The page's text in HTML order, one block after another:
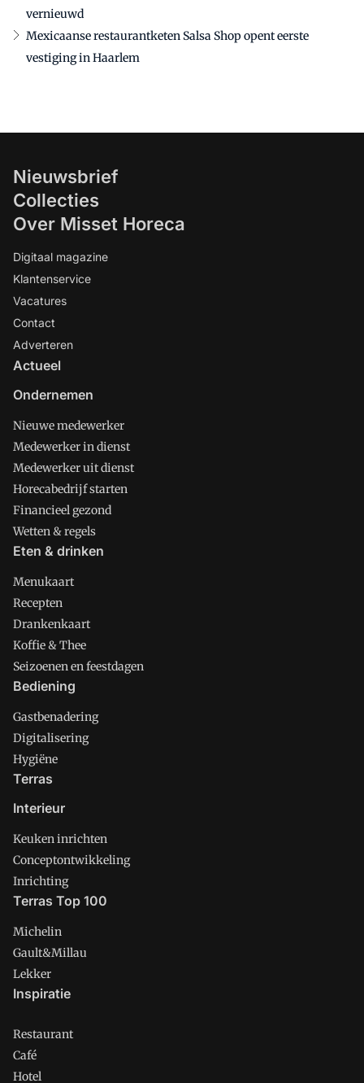
vernieuwd
Mexicaanse restaurantketen Salsa Shop opent eerste
vestiging in Haarlem
Nieuwsbrief
Collecties
Over Misset Horeca
Digitaal magazine
Klantenservice
Vacatures
Contact
Adverteren
Actueel
Ondernemen
Nieuwe medewerker
Medewerker in dienst
Medewerker uit dienst
Horecabedrijf starten
Financieel gezond
Wetten & regels
Eten & drinken
Menukaart
Recepten
Drankenkaart
Koffie & Thee
Seizoenen en feestdagen
Bediening
Gastbenadering
Digitalisering
Hygiëne
Terras
Interieur
Keuken inrichten
Conceptontwikkeling
Inrichting
Terras Top 100
Michelin
Gault&Millau
Lekker
Inspiratie
Restaurant
Café
Hotel